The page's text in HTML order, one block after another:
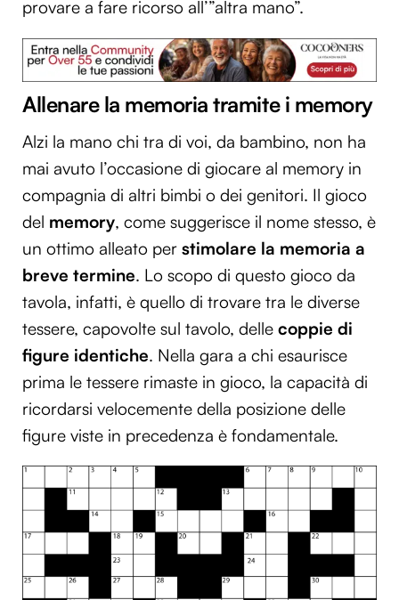
provare a fare ricorso all’”altra mano”.
Allenare la memoria tramite i memory
Alzi la mano chi tra di voi, da bambino, non ha
mai avuto l’occasione di giocare al memory in
compagnia di altri bimbi o dei genitori. Il gioco
del memory, come suggerisce il nome stesso, è
un ottimo alleato per stimolare la memoria a
breve termine. Lo scopo di questo gioco da
tavola, infatti, è quello di trovare tra le diverse
tessere, capovolte sul tavolo, delle coppie di
figure identiche. Nella gara a chi esaurisce
prima le tessere rimaste in gioco, la capacità di
ricordarsi velocemente della posizione delle
figure viste in precedenza è fondamentale.